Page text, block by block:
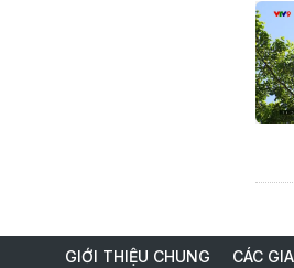
GIỚI THIỆU CHUNG CÁC